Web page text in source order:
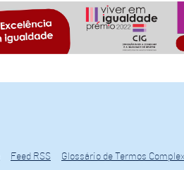
Feed RSS Glossário de Termos